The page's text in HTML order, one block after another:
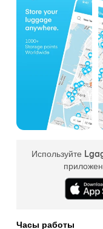
Используйте
Часы работы